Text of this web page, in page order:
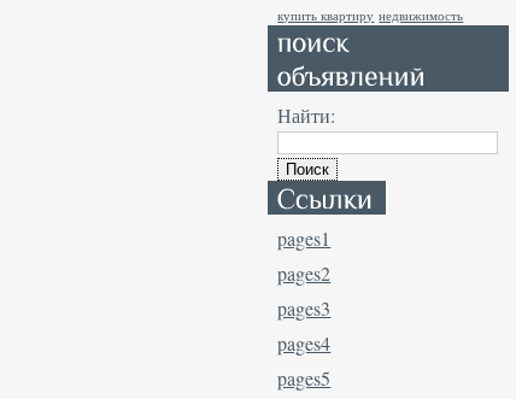
купить квартиру недвижимость
Найти:
pages1
pages2
pages3
pages4
pages5